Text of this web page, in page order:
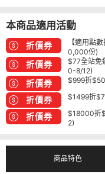
本商品適用活動
折價券
【適用點
0,000份)
折價券
$77全站免
0-8/12)
折價券 $999折
折價券 $1499折
折價券
$18000折
2)
商品特色